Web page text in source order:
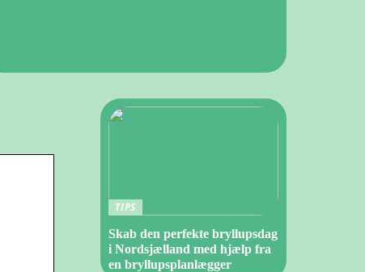
TIPS
Skab den perfekte bryllupsdag
i Nordsjælland med hjælp fra
en bryllupsplanlægger